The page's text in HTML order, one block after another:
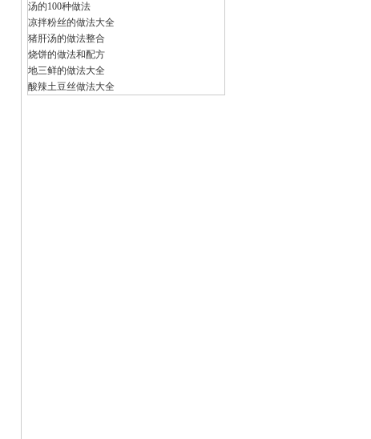
汤的100种做法
凉拌粉丝的做法大全
猪肝汤的做法整合
烧饼的做法和配方
地三鲜的做法大全
酸辣土豆丝做法大全